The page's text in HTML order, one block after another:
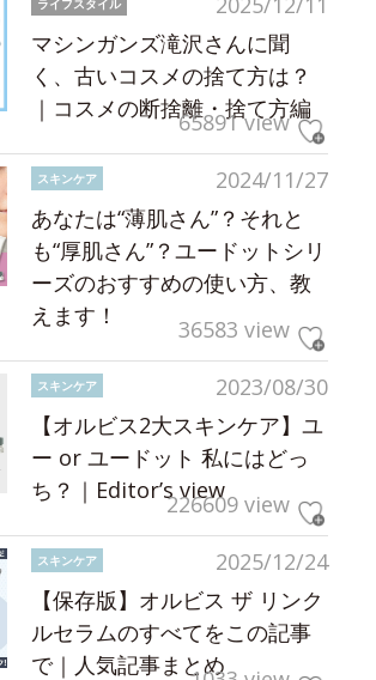
マシンガンズ滝沢さんに聞
く、古いコスメの捨て方は？
｜コスメの断捨離・捨て方編
65891 view
2024/11/27
スキンケア
あなたは“薄肌さん”？それと
も“厚肌さん”？ユードットシリ
ーズのおすすめの使い方、教
えます！
36583 view
2023/08/30
スキンケア
【オルビス2大スキンケア】ユ
ー or ユードット 私にはどっ
ち？｜Editor’s view226609 view
2025/12/24
スキンケア
【保存版】オルビス ザ リンク
ルセラムのすべてをこの記事
で｜人気記事まとめ